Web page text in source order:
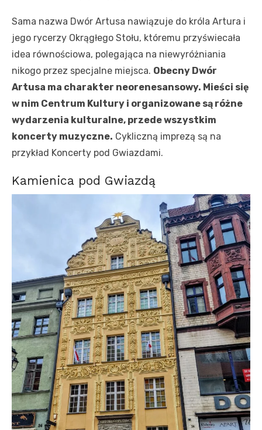
Sama nazwa Dwór Artusa nawiązuje do króla Artura i
jego rycerzy Okrągłego Stołu, któremu przyświecała
idea równościowa, polegająca na niewyróżniania
nikogo przez specjalne miejsca. Obecny Dwór
Artusa ma charakter neorenesansowy. Mieści się
w nim Centrum Kultury i organizowane są różne
wydarzenia kulturalne, przede wszystkim
koncerty muzyczne. Cykliczną imprezą są na
przykład Koncerty pod Gwiazdami.
Kamienica pod Gwiazdą